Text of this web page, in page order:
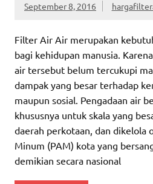
September 8, 2016
Filter Air Air merupakan
bagi kehidupan manusia.
air tersebut belum tercukupi
dampak yang besar terhadap
maupun sosial. Pengadaan air
khususnya untuk skala yang
daerah perkotaan, dan dikelola
Minum (PAM) kota yang
demikian secara nasional